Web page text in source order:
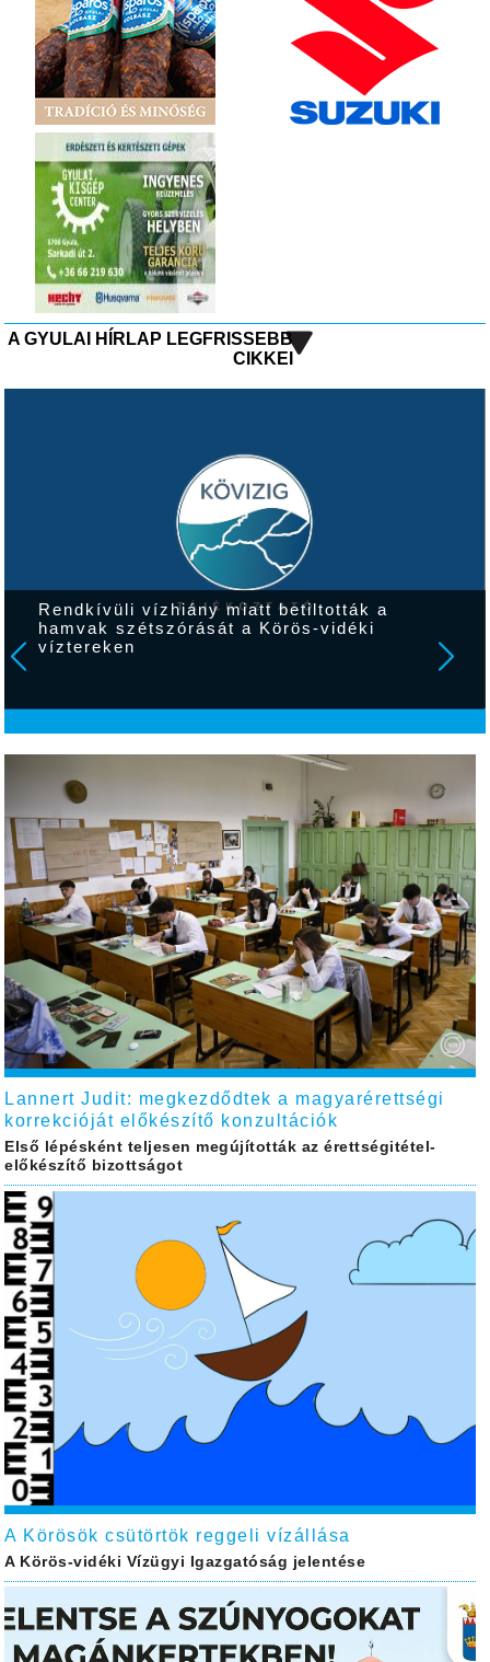
A GYULAI HÍRLAP LEGFRISSEBB
CIKKEI
Rendkívüli vízhiány miatt betiltották a
hamvak szétszórását a Körös-vidéki
víztereken
Lannert Judit: megkezdődtek a magyarérettségi
korrekcióját előkészítő konzultációk
Első lépésként teljesen megújították az érettségitétel-
előkészítő bizottságot
A Körösök csütörtök reggeli vízállása
A Körös-vidéki Vízügyi Igazgatóság jelentése